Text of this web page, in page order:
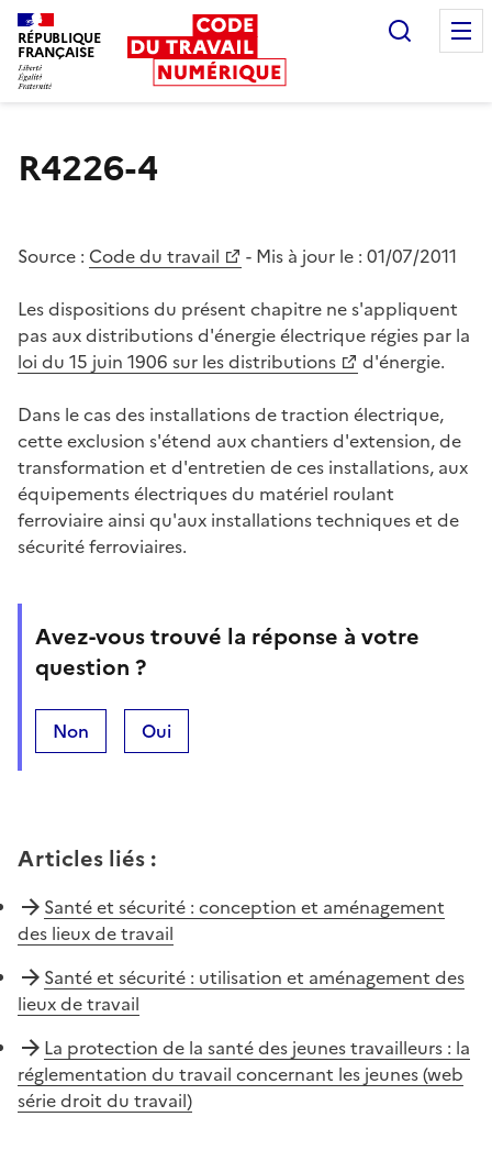
RÉPUBLIQUE
FRANÇAISE
R4226-4
Source : Code du travail - Mis à jour le : 01/07/2011
Les dispositions du présent chapitre ne s'appliquent
pas aux distributions d'énergie électrique régies par la
loi du 15 juin 1906 sur les distributions
d'énergie.
Dans le cas des installations de traction électrique,
cette exclusion s'étend aux chantiers d'extension, de
transformation et d'entretien de ces installations, aux
équipements électriques du matériel roulant
ferroviaire ainsi qu'aux installations techniques et de
sécurité ferroviaires.
Avez-vous trouvé la réponse à votre
question ?
Non Oui
Articles liés :
Santé et sécurité : conception et aménagement
des lieux de travail
Santé et sécurité : utilisation et aménagement des
lieux de travail
La protection de la santé des jeunes travailleurs : la
réglementation du travail concernant les jeunes (web
série droit du travail)